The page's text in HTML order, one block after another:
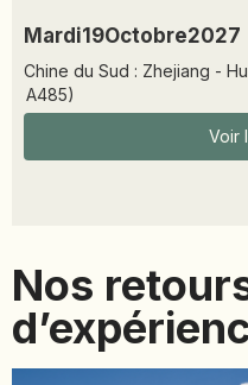
Mardi19Octobre2027
Chine du Sud : Zhejiang -
A485)
Voir
Nos